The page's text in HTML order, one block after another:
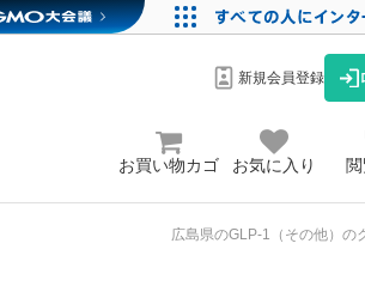
新規会員登録
お買い物カゴ お気に入り
広島県のGLP-1（その他）の